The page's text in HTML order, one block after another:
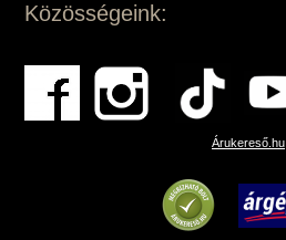
Közösségeink:
Árukereső.hu